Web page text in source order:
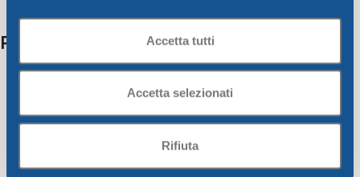
Accetta tutti
Accetta selezionati
Rifiuta
Related products